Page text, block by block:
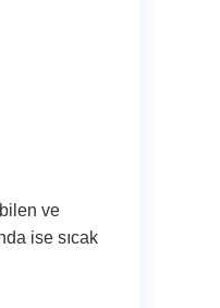
ve
ise sıcak